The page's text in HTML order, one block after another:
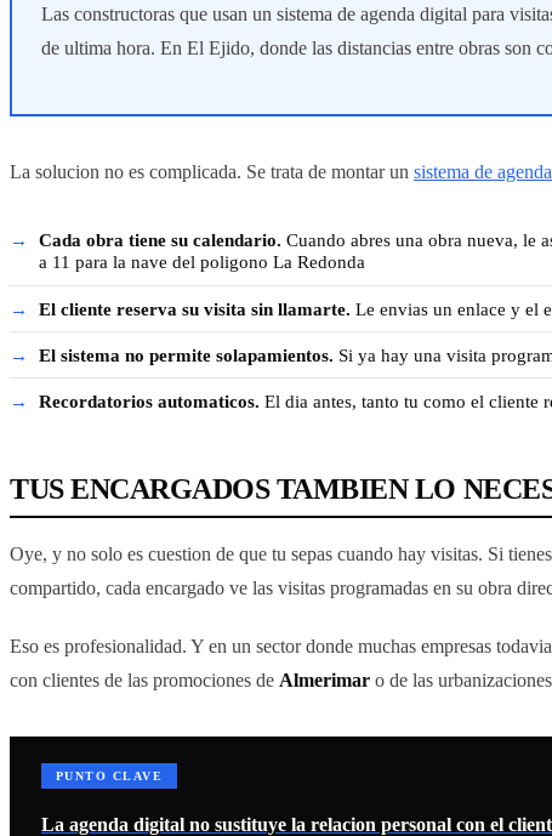
Las constructoras que usan un sistema de agenda digital para
de ultima hora. En El Ejido, donde las distancias entre obras son
La solucion no es complicada. Se trata de montar un sistema de
Cada obra tiene su calendario. Cuando abres una obra nueva, le
a 11 para la nave del poligono La Redonda
El cliente reserva su visita sin llamarte. Le envias un enlace y el
El sistema no permite solapamientos. Si ya hay una visita
Recordatorios automaticos. El dia antes, tanto tu como el cliente
TUS ENCARGADOS TAMBIEN LO
Oye, y no solo es cuestion de que tu sepas cuando hay visitas. Si
compartido, cada encargado ve las visitas programadas en su obra
Eso es profesionalidad. Y en un sector donde muchas empresas
con clientes de las promociones de Almerimar o de las
PUNTO CLAVE
La agenda digital no sustituye la relacion personal con el